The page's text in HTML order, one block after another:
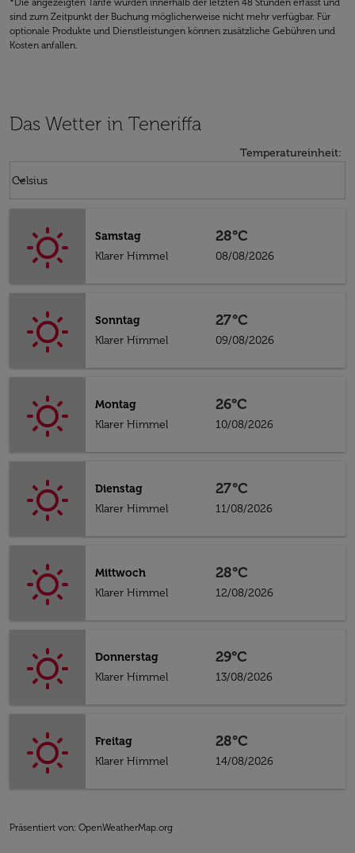
*Die angezeigten Tarife wurden innerhalb der letzten 48 Stunden erfasst und
sind zum Zeitpunkt der Buchung möglicherweise nicht mehr verfügbar. Für
optionale Produkte und Dienstleistungen können zusätzliche Gebühren und
Kosten anfallen.
Das Wetter in Teneriffa
Temperatureinheit:
Celsius
keyboard_arrow_down
Samstag
Klarer Himmel
28°C
08/08/2026
Sonntag
Klarer Himmel
27°C
09/08/2026
Montag
Klarer Himmel
26°C
10/08/2026
Dienstag
Klarer Himmel
27°C
11/08/2026
Mittwoch
Klarer Himmel
28°C
12/08/2026
Donnerstag
Klarer Himmel
29°C
13/08/2026
Freitag
Klarer Himmel
28°C
14/08/2026
Präsentiert von: OpenWeatherMap.org